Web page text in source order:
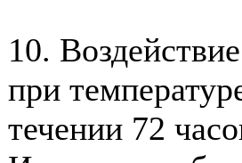
10.
при
течении 72